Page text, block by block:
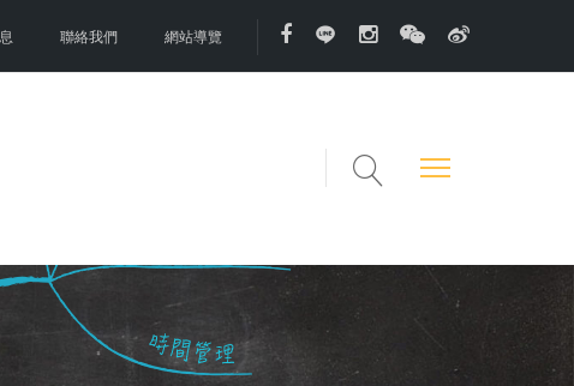
聯絡我們 網站導覽